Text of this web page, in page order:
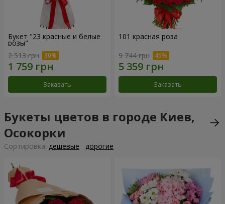
Букет "23 красные и белые
розы"
2 513 грн
Заказать
101 красная роза
9 744 грн
Заказать
Букеты цветов в городе Киев,
Осокорки
Cортировка: дешевые дорогие